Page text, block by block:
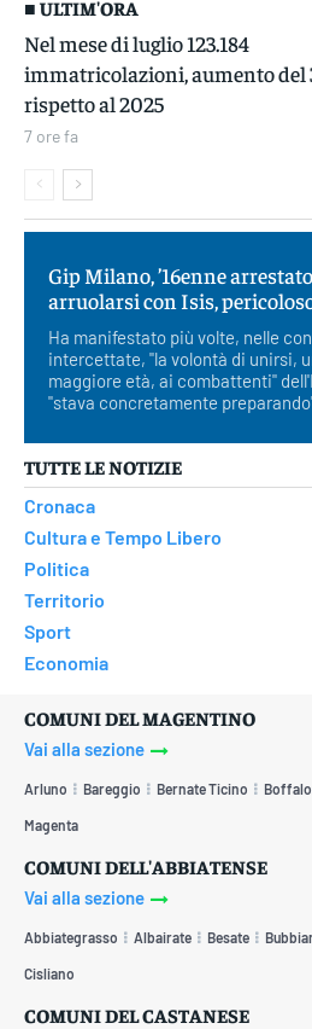
■ ULTIM'ORA
Nel mese di luglio 123.184
immatricolazioni, aumento del
rispetto al 2025
7 ore fa
Gip Milano, ’16enne
arruolarsi con Isis,
Ha manifestato più volte, nelle
intercettate, "la volontà di unirsi,
maggiore età, ai combattenti"
"stava concretamente
TUTTE LE NOTIZIE
Cronaca
Cultura e Tempo Libero
Politica
Territorio
Sport
Economia
COMUNI DEL MAGENTINO
Vai alla sezione
Arluno Bareggio Bernate Ticino
Magenta
COMUNI DELL'ABBIATENSE
Vai alla sezione
Abbiategrasso Albairate Besate
Cisliano
COMUNI DEL CASTANESE